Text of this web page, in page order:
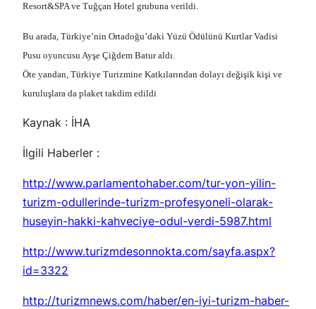
Resort&SPA ve Tuğçan Hotel grubuna verildi.
Bu arada, Türkiye’nin Ortadoğu’daki Yüzü Ödülünü Kurtlar Vadisi
Pusu oyuncusu Ayşe Çiğdem Batur aldı.
Öte yandan, Türkiye Turizmine Katkılarından dolayı değişik kişi ve
kuruluşlara da plaket takdim edildi
Kaynak : İHA
İlgili Haberler :
http://www.parlamentohaber.com/tur-yon-yilin-
turizm-odullerinde-turizm-profesyoneli-olarak-
huseyin-hakki-kahveciye-odul-verdi-5987.html
http://www.turizmdesonnokta.com/sayfa.aspx?
id=3322
http://turizmnews.com/haber/en-iyi-turizm-haber-